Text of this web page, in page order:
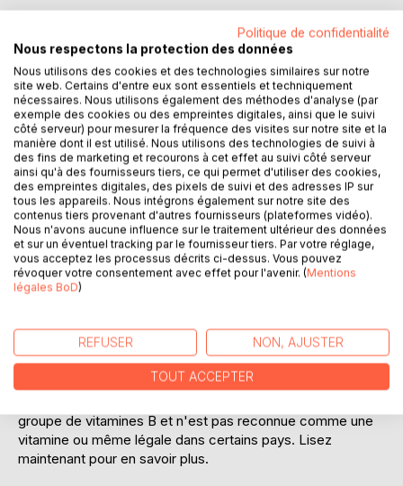
DESCRIPTION
Un Médicament de Pouvoir Supprimé
* Remède Pour Cancer
* Détoxification de Corps
* Aide pour la Douleur Névralgique et Maladie Cardiaque
La vitamine B15 - connue de certains comme acide
pangamique et à d'autres comme DMG, selon où vous
êtes.
groupe de vitamines B et n'est pas reconnue comme une
vitamine ou même légale dans certains pays. Lisez
maintenant pour en savoir plus.
Politique de confidentialité
Nous respectons la protection des données
Nous utilisons des cookies et des technologies similaires sur notre
site web. Certains d'entre eux sont essentiels et techniquement
nécessaires. Nous utilisons également des méthodes d'analyse (par
exemple des cookies ou des empreintes digitales, ainsi que le suivi
côté serveur) pour mesurer la fréquence des visites sur notre site et la
manière dont il est utilisé. Nous utilisons des technologies de suivi à
des fins de marketing et recourons à cet effet au suivi côté serveur
ainsi qu'à des fournisseurs tiers, ce qui permet d'utiliser des cookies,
des empreintes digitales, des pixels de suivi et des adresses IP sur
tous les appareils. Nous intégrons également sur notre site des
contenus tiers provenant d'autres fournisseurs (plateformes vidéo).
Nous n'avons aucune influence sur le traitement ultérieur des données
et sur un éventuel tracking par le fournisseur tiers. Par votre réglage,
vous acceptez les processus décrits ci-dessus. Vous pouvez
révoquer votre consentement avec effet pour l'avenir. (Mentions
légales BoD)
REFUSER NON, AJUSTER
TOUT ACCEPTER